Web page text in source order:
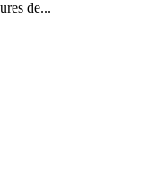
de...